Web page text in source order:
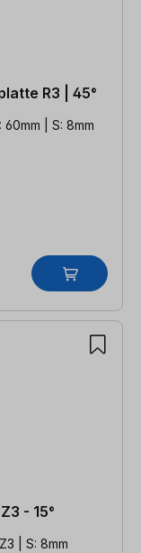
R3 | 45°
60mm | S: 8mm
- 15°
| S: 8mm